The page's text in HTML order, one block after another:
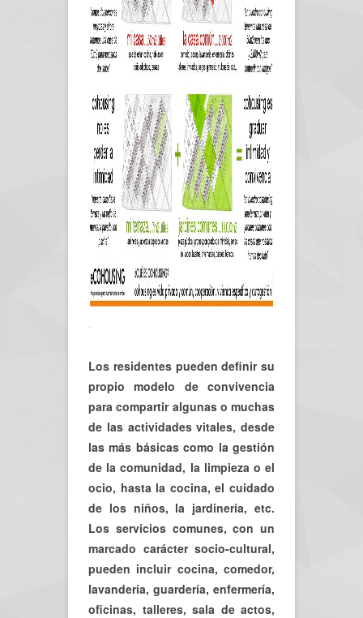
Los residentes pueden definir su
propio modelo de convivencia
para compartir algunas o muchas
de las actividades vitales, desde
las más básicas como la gestión
de la comunidad, la limpieza o el
ocio, hasta la cocina, el cuidado
de los niños, la jardinería, etc.
Los servicios comunes, con un
marcado carácter socio-cultural,
pueden incluir cocina, comedor,
lavandería, guardería, enfermería,
oficinas, talleres, sala de actos,